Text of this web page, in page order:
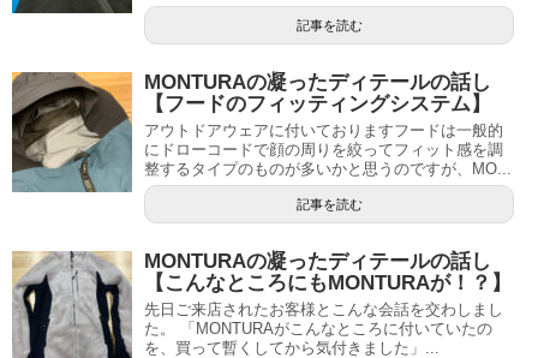
記事を読む
MONTURAの凝ったディテールの話し
【フードのフィッティングシステム】
アウトドアウェアに付いておりますフードは一般的
にドローコードで顔の周りを絞ってフィット感を調
整するタイプのものが多いかと思うのですが、MO...
記事を読む
MONTURAの凝ったディテールの話し
【こんなところにもMONTURAが！？】
先日ご来店されたお客様とこんな会話を交わしまし
た。 「MONTURAがこんなところに付いていたの
を、買って暫くしてから気付きました」...